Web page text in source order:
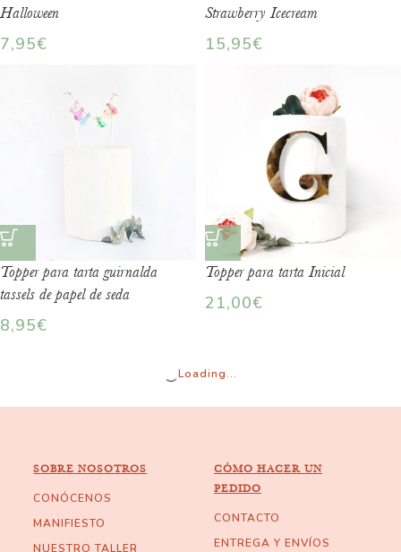
Halloween
7,95€
Strawberry Icecream
15,95€
Topper para tarta guirnalda
tassels de papel de seda
8,95€
Topper para tarta Inicial
21,00€
Loading...
SOBRE NOSOTROS
CONÓCENOS
MANIFIESTO
NUESTRO TALLER
CÓMO HACER UN
PEDIDO
CONTACTO
ENTREGA Y ENVÍOS